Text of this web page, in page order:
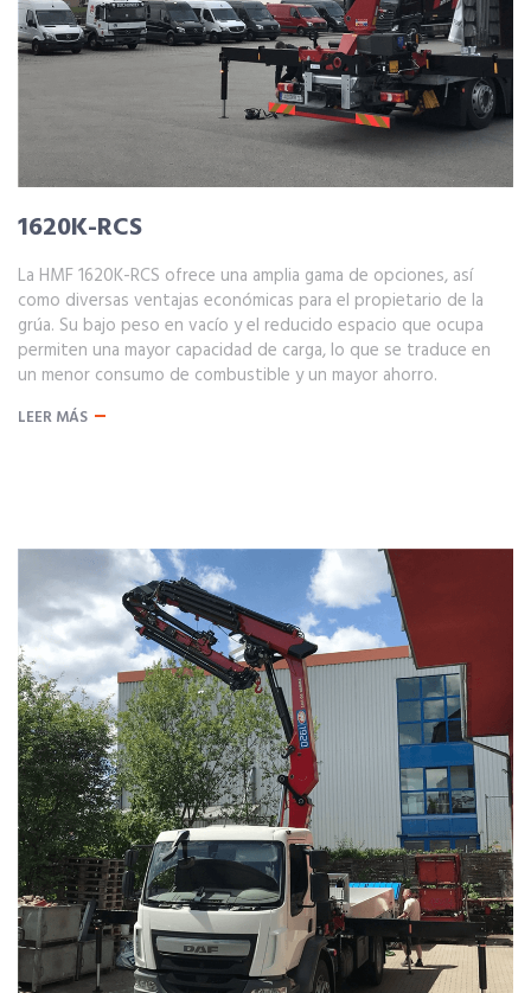
1620K-RCS
La HMF 1620K-RCS ofrece una amplia gama de opciones, así
como diversas ventajas económicas para el propietario de la
grúa. Su bajo peso en vacío y el reducido espacio que ocupa
permiten una mayor capacidad de carga, lo que se traduce en
un menor consumo de combustible y un mayor ahorro.
LEER MÁS